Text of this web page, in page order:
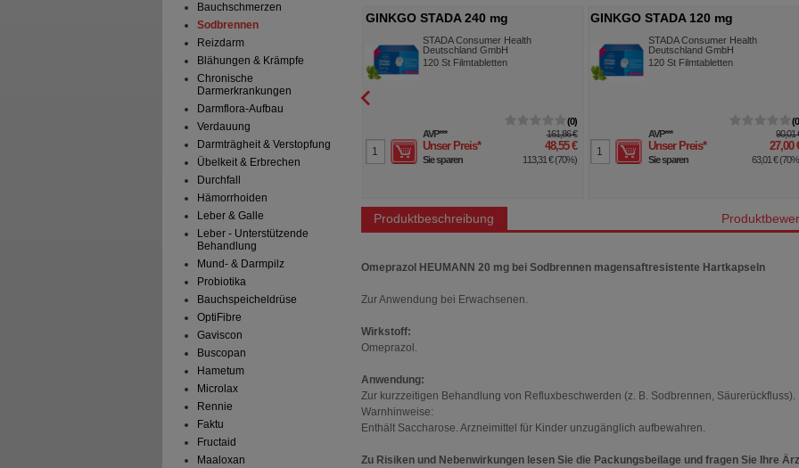
Bauchschmerzen
Sodbrennen
Reizdarm
Blähungen & Krämpfe
Chronische
Darmerkrankungen
Darmflora-Aufbau
Verdauung
Darmträgheit & Verstopfung
Übelkeit & Erbrechen
Durchfall
Hämorrhoiden
Leber & Galle
Leber - Unterstützende
Behandlung
Mund- & Darmpilz
Probiotika
Bauchspeicheldrüse
OptiFibre
Gaviscon
Buscopan
Hametum
Microlax
Rennie
Faktu
Fructaid
Maaloxan
REFLUTHIN bei Sodbrennen
Kautabletten MinzeDr.Willmar Schwabe GmbH &
Co.KG
48St Kautabletten
UVP**
Unser Preis* 12,35 €
Sie sparen
GINKGO STADA 240 mg
FilmtablettenSTADA Consumer Health
Deutschland GmbH
120St Filmtabletten
0
AVP*** 161,86 €
Unser Preis* 48,55 €
Sie sparen 113,31 €(70%)
GINKGO STADA 120 mg
FilmtablettenSTADA Consumer Health
Deutschland GmbH
120 St Filmtabletten
0
AVP*** 90,01
Unser Preis* 27,00
Sie sparen 63,01 €(70%
Produktbeschreibung
Omeprazol HEUMANN 20 mg bei Sodbrennen magensaftresistente Hartkapseln
Zur Anwendung bei Erwachsenen.
Wirkstoff:
Omeprazol.
Anwendung:
Zur kurzzeitigen Behandlung von Refluxbeschwerden (z. B. Sodbrennen, Säurerückfluss).
Warnhinweise:
Enthält Saccharose. Arzneimittel für Kinder unzugänglich aufbewahren.
Zu Risiken und Nebenwirkungen lesen Sie die Packungsbeilage und fragen Sie Ihre